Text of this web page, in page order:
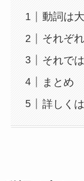
動詞は
それぞ
それで
まとめ
詳しく